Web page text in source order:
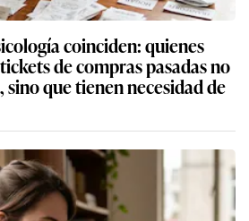
coinciden: quienes
de compras pasadas no
que tienen necesidad de